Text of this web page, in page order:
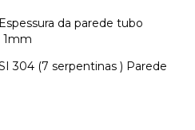
da parede tubo
1mm
304 (7 serpentinas ) Parede